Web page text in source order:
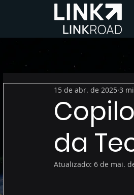
da
15 de abr. de 2025 3
Atualizado: 6 de mai.